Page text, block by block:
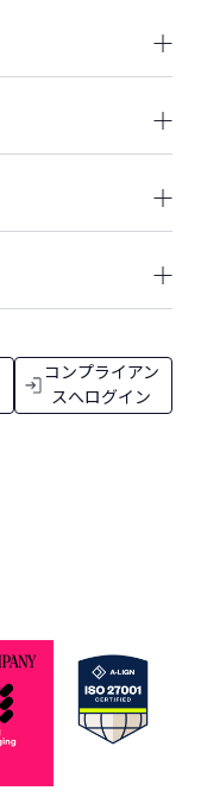
コンプライアン
スへログイン